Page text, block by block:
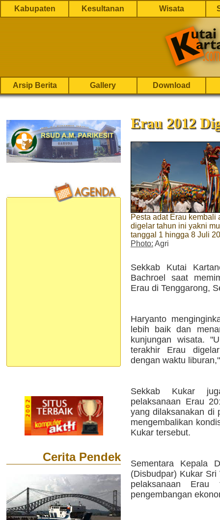
Kabupaten Kesultanan Wisata
Arsip Berita Gallery Download
Cerita Pendek
Erau 2012
Pesta adat Erau kembali
digelar tahun ini yakni
tanggal 1 hingga 8 Juli
Photo: Agri
Sekkab Kutai
Bachroel saat
Erau di Tenggarong,
Haryanto
lebih baik dan
kunjungan wisata.
terakhir Erau
dengan waktu
Sekkab Kukar
pelaksanaan Erau
yang dilaksanakan di
mengembalikan
Kukar tersebut.
Sementara Kepala
(Disbudpar) Kukar
pelaksanaan
pengembangan